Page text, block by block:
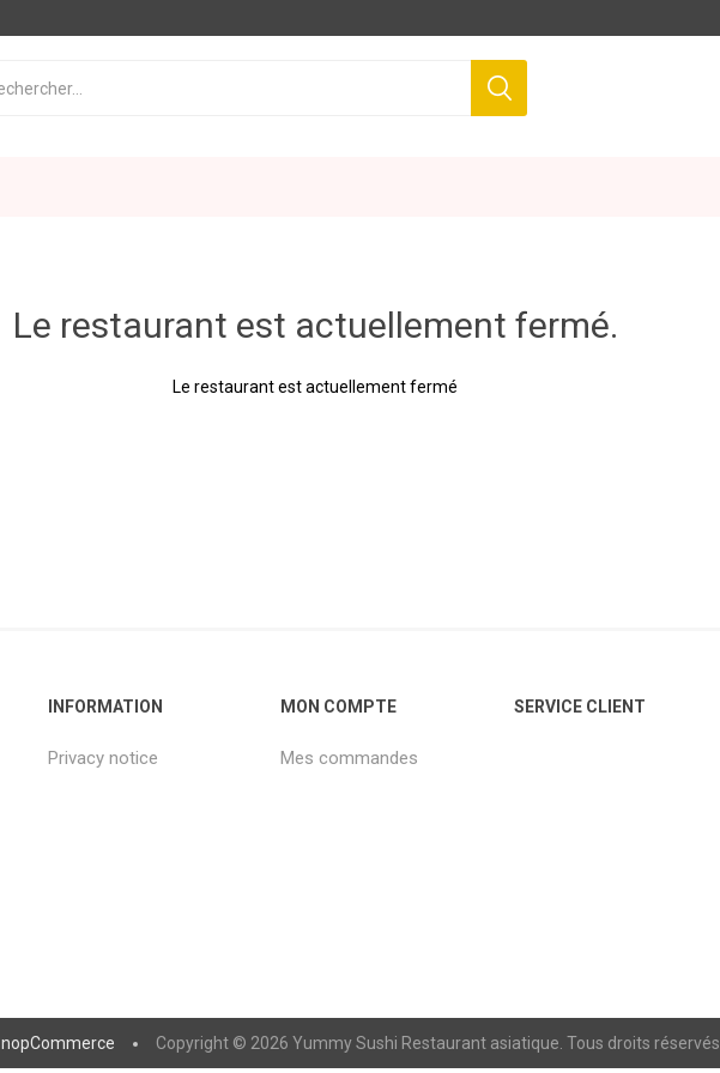
Le restaurant est actuellement fermé.
Le restaurant est actuellement fermé
INFORMATION
Privacy notice
MON COMPTE
Mes commandes
SERVICE CLIENT
nopCommerce Copyright © 2026 Yummy Sushi Restaurant asiatique. Tous droits réservés.